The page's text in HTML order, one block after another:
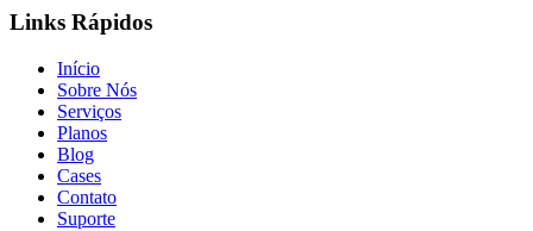
Links Rápidos
Início
Sobre Nós
Serviços
Planos
Blog
Cases
Contato
Suporte